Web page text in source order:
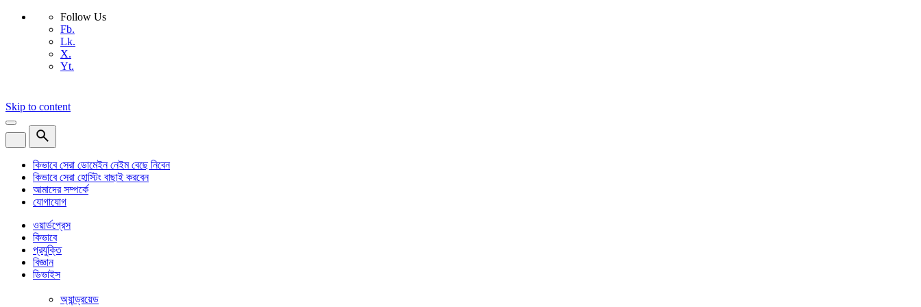
Follow Us
Fb.
Lk.
X.
Yt.
Skip to content
কিভাবে সেরা ডোমেইন নেইম বেছে নিবেন
কিভাবে সেরা হোস্টিং বাছাই করবেন
আমাদের সম্পর্কে
যোগাযোগ
ওয়ার্ডপ্রেস
কিভাবে
প্রযুক্তি
বিজ্ঞান
ডিভাইস
অ্যান্ড্রয়েড